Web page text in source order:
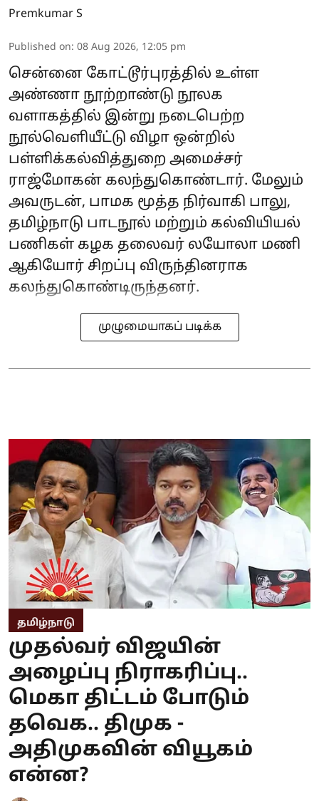
Premkumar S
Published on: 08 Aug 2026, 12:05 pm
சென்னை கோட்டூர்புரத்தில் உள்ள
அண்ணா நூற்றாண்டு நூலக
வளாகத்தில் இன்று நடைபெற்ற
நூல்வெளியீட்டு விழா ஒன்றில்
பள்ளிக்கல்வித்துறை அமைச்சர்
ராஜ்மோகன் கலந்துகொண்டார். மேலும்
அவருடன், பாமக மூத்த நிர்வாகி பாலு,
தமிழ்நாடு பாடநூல் மற்றும் கல்வியியல்
பணிகள் கழக தலைவர் லயோலா மணி
ஆகியோர் சிறப்பு விருந்தினராக
கலந்துகொண்டிருந்தனர்.
முழுமையாகப் படிக்க
தமிழ்நாடு
முதல்வர் விஜயின்
அழைப்பு நிராகரிப்பு..
மெகா திட்டம் போடும்
தவெக.. திமுக -
அதிமுகவின் வியூகம்
என்ன?